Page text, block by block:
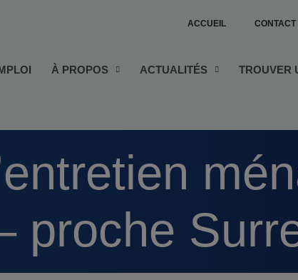
ACCUEIL CONTACT
À PROPOS ACTUALITÉS TROUVER
proche